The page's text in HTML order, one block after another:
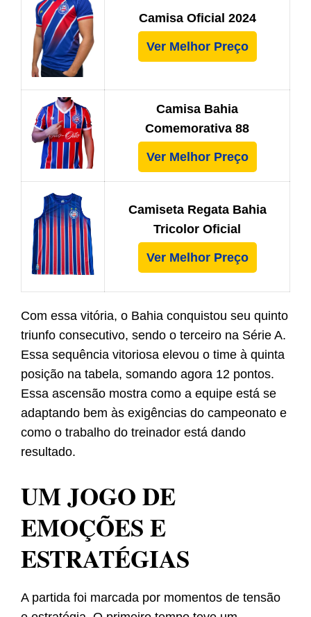
Camisa Oficial 2024
Ver Melhor Preço
Camisa Bahia
Comemorativa 88
Ver Melhor Preço
Camiseta Regata Bahia
Tricolor Oficial
Ver Melhor Preço
Com essa vitória, o Bahia conquistou seu quinto
triunfo consecutivo, sendo o terceiro na Série A.
Essa sequência vitoriosa elevou o time à quinta
posição na tabela, somando agora 12 pontos.
Essa ascensão mostra como a equipe está se
adaptando bem às exigências do campeonato e
como o trabalho do treinador está dando
resultado.
UM JOGO DE
EMOÇÕES E
ESTRATÉGIAS
A partida foi marcada por momentos de tensão